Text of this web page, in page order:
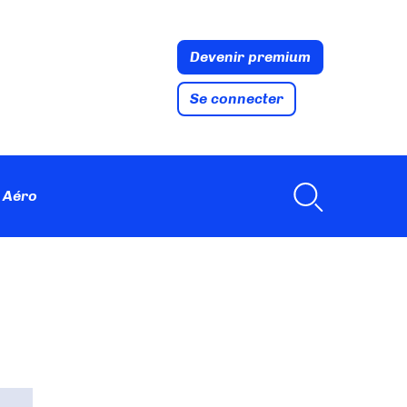
Devenir premium
Se connecter